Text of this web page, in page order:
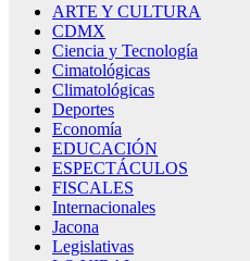
ARTE Y CULTURA
CDMX
Ciencia y Tecnología
Cimatológicas
Climatológicas
Deportes
Economía
EDUCACIÓN
ESPECTÁCULOS
FISCALES
Internacionales
Jacona
Legislativas